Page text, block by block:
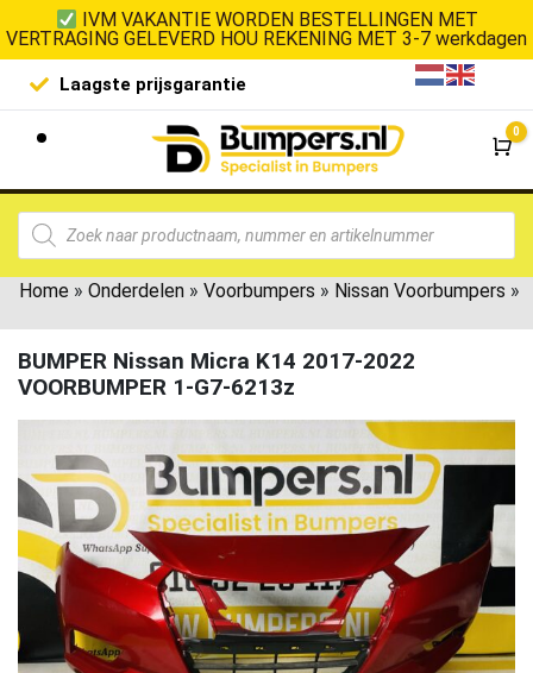
IVM VAKANTIE WORDEN BESTELLINGEN MET
VERTRAGING GELEVERD HOU REKENING MET 3-7 werkdagen
Laagste prijsgarantie De
0
Home » Onderdelen » Voorbumpers » Nissan Voorbumpers »
BUMPER Nissan Micra K14 2017-2022
VOORBUMPER 1-G7-6213z